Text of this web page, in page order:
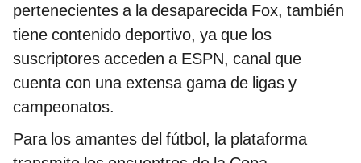
pertenecientes a la desaparecida Fox, también
tiene contenido deportivo, ya que los
suscriptores acceden a ESPN, canal que
cuenta con una extensa gama de ligas y
campeonatos.
Para los amantes del fútbol, la plataforma